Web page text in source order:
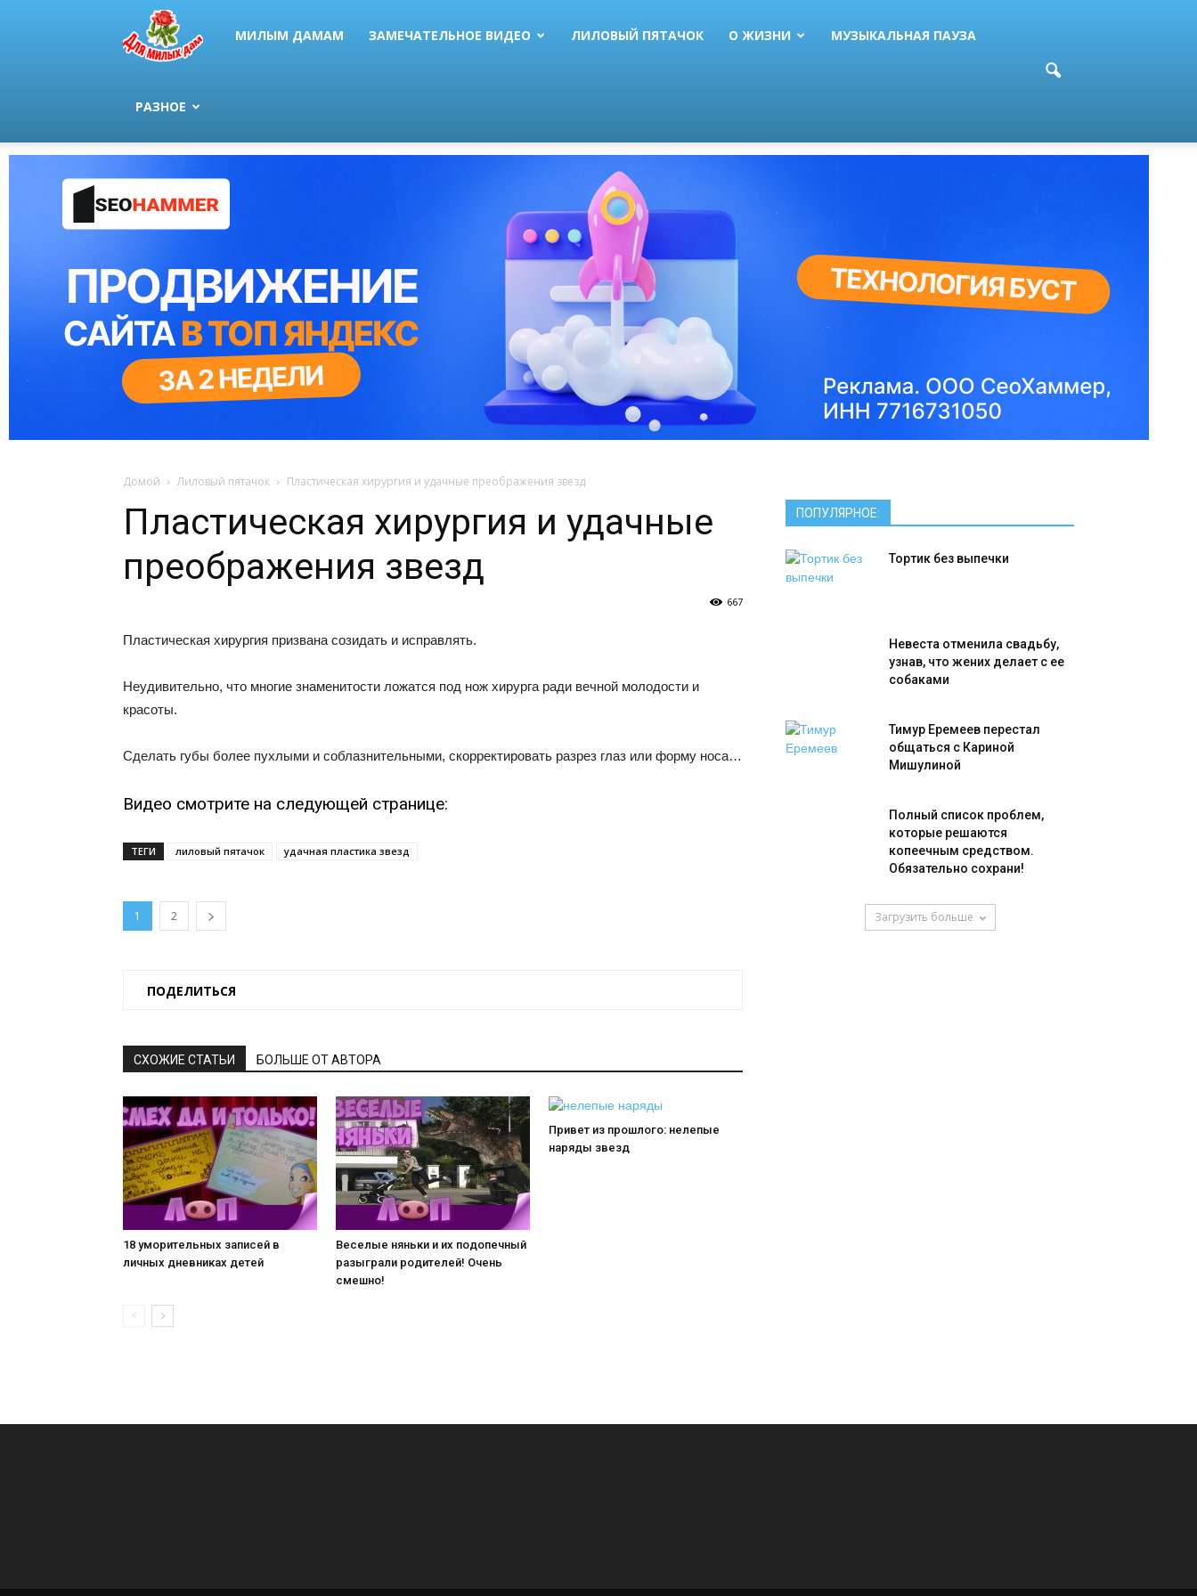
МИЛЫМ ДАМАМ ЗАМЕЧАТЕЛЬНОЕ ВИДЕО ЛИЛОВЫЙ ПЯТАЧОК О ЖИЗНИ МУЗЫКАЛЬНАЯ ПАУЗА
РАЗНОЕ
Домой Лиловый пятачок Пластическая хирургия и удачные преображения звезд
Пластическая хирургия и удачные
преображения звезд
667
Пластическая хирургия призвана созидать и исправлять.
Неудивительно, что многие знаменитости ложатся под нож хирурга ради вечной молодости и
красоты.
Сделать губы более пухлыми и соблазнительными, скорректировать разрез глаз или форму носа…
Видео смотрите на следующей странице:
ТЕГИ лиловый пятачок удачная пластика звезд
1 2
ПОДЕЛИТЬСЯ
СХОЖИЕ СТАТЬИ БОЛЬШЕ ОТ АВТОРА
18 уморительных записей в
личных дневниках детей
Веселые няньки и их подопечный
разыграли родителей! Очень
смешно!
Привет из прошлого: нелепые
наряды звезд
ПОПУЛЯРНОЕ:
Тортик без выпечки
Невеста отменила свадьбу,
узнав, что жених делает с ее
собаками
Тимур Еремеев перестал
общаться с Кариной
Мишулиной
Полный список проблем,
которые решаются
копеечным средством.
Обязательно сохрани!
Загрузить больше